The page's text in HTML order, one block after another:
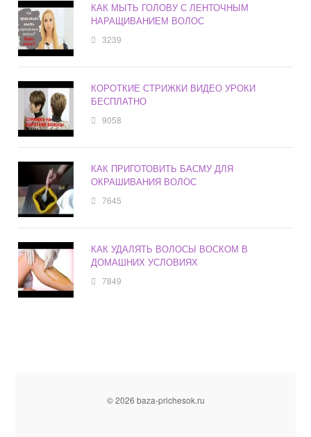
КАК МЫТЬ ГОЛОВУ С ЛЕНТОЧНЫМ
НАРАЩИВАНИЕМ ВОЛОС
3239
КОРОТКИЕ СТРИЖКИ ВИДЕО УРОКИ
БЕСПЛАТНО
9058
КАК ПРИГОТОВИТЬ БАСМУ ДЛЯ
ОКРАШИВАНИЯ ВОЛОС
7645
КАК УДАЛЯТЬ ВОЛОСЫ ВОСКОМ В
ДОМАШНИХ УСЛОВИЯХ
7849
© 2026 baza-prichesok.ru